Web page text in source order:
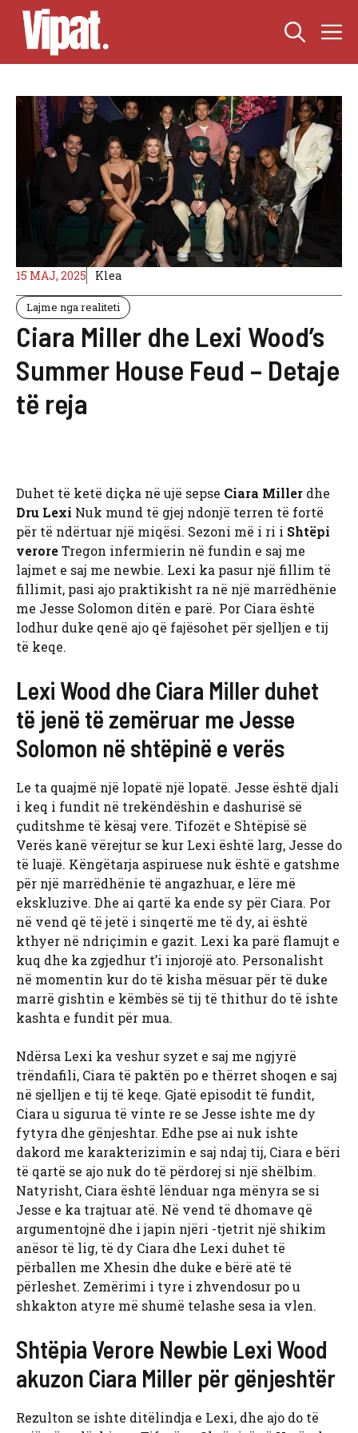
Skip
content
15 MAJ, 2025 Klea
Lajme nga realiteti
Ciara Miller dhe Lexi Wood’s
Summer House Feud – Detaje
të reja
Duhet të ketë diçka në ujë sepse Ciara Miller dhe
Dru Lexi Nuk mund të gjej ndonjë terren të fortë
për të ndërtuar një miqësi. Sezoni më i ri i Shtëpi
veroreTregon infermierin në fundin e saj me
lajmet e saj me newbie. Lexi ka pasur një fillim të
fillimit, pasi ajo praktikisht ra në një marrëdhënie
me Jesse Solomon ditën e parë. Por Ciara është
lodhur duke qenë ajo që fajësohet për sjelljen e tij
të keqe.
Lexi Wood dhe Ciara Miller duhet
të jenë të zemëruar me Jesse
Solomon në shtëpinë e verës
Le ta quajmë një lopatë një lopatë. Jesse është djali
i keq i fundit në trekëndëshin e dashurisë së
çuditshme të kësaj vere. Tifozët e Shtëpisë së
Verës kanë vërejtur se kur Lexi është larg, Jesse do
të luajë. Këngëtarja aspiruese nuk është e gatshme
për një marrëdhënie të angazhuar, e lëre më
ekskluzive. Dhe ai qartë ka ende sy për Ciara. Por
në vend që të jetë i sinqertë me të dy, ai është
kthyer në ndriçimin e gazit. Lexi ka parë flamujt e
kuq dhe ka zgjedhur t’i injorojë ato. Personalisht
në momentin kur do të kisha mësuar për të duke
marrë gishtin e këmbës së tij të thithur do të ishte
kashta e fundit për mua.
Ndërsa Lexi ka veshur syzet e saj me ngjyrë
trëndafili, Ciara të paktën po e thërret shoqen e saj
në sjelljen e tij të keqe. Gjatë episodit të fundit,
Ciara u sigurua të vinte re se Jesse ishte me dy
fytyra dhe gënjeshtar. Edhe pse ai nuk ishte
dakord me karakterizimin e saj ndaj tij, Ciara e bëri
të qartë se ajo nuk do të përdorej si një shëlbim.
Natyrisht, Ciara është lënduar nga mënyra se si
Jesse e ka trajtuar atë. Në vend të dhomave që
argumentojnë dhe i japin njëri -tjetrit një shikim
anësor të lig, të dy Ciara dhe Lexi duhet të
përballen me Xhesin dhe duke e bërë atë të
përleshet. Zemërimi i tyre i zhvendosur po u
shkakton atyre më shumë telashe sesa ia vlen.
Shtëpia Verore Newbie Lexi Wood
akuzon Ciara Miller për gënjeshtër
Rezulton se ishte ditëlindja e Lexi, dhe ajo do të